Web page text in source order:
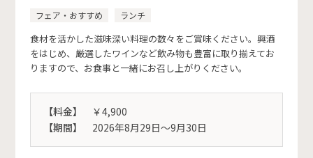
フェア・おすすめ ランチ
食材を活かした滋味深い料理の数々をご賞味ください。興酒
をはじめ、厳選したワインなど飲み物も豊富に取り揃えてお
りますので、お食事と一緒にお召し上がりください。
【料金】
￥4,900
【期間】
2026年8月29日〜9月30日